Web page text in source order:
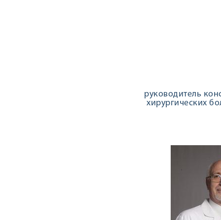
руководитель
хирургических